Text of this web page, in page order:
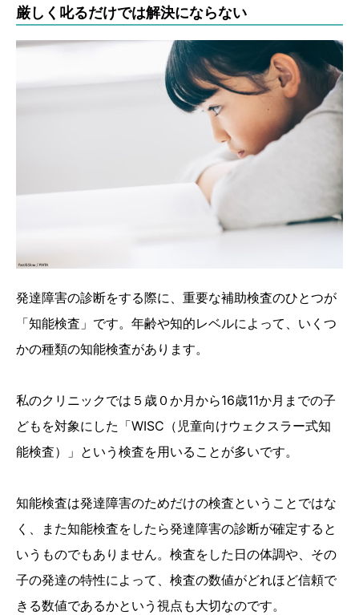
厳しく叱るだけでは解決にならない
発達障害の診断をする際に、重要な補助検査のひとつが
「知能検査」です。年齢や知的レベルによって、いくつ
かの種類の知能検査があります。
私のクリニックでは５歳０か月から16歳11か月までの子
どもを対象にした「WISC（児童向けウェクスラー式知
能検査）」という検査を用いることが多いです。
知能検査は発達障害のためだけの検査ということではな
く、また知能検査をしたら発達障害の診断が確定すると
いうものでもありません。検査をした日の体調や、その
子の発達の特性によって、検査の数値がどれほど信頼で
きる数値であるかという視点も大切なのです。